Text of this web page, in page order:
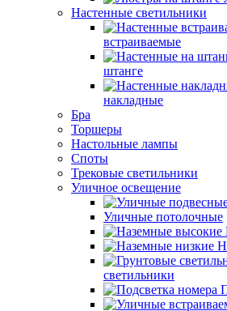
Настенные светильники
встраиваемые
штанге
накладные
Бра
Торшеры
Настольные лампы
Споты
Трековые светильники
Уличное освещение
Уличные потолочные
светильники